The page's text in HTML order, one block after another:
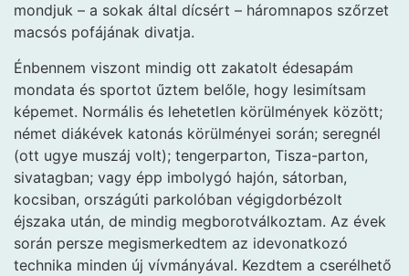
mondjuk – a sokak által dícsért – háromnapos szőrzet
macsós pofájának divatja.
Énbennem viszont mindig ott zakatolt édesapám
mondata és sportot űztem belőle, hogy lesimítsam
képemet. Normális és lehetetlen körülmények között;
német diákévek katonás körülményei során; seregnél
(ott ugye muszáj volt); tengerparton, Tisza-parton,
sivatagban; vagy épp imbolygó hajón, sátorban,
kocsiban, országúti parkolóban végigdorbézolt
éjszaka után, de mindig megborotválkoztam. Az évek
során persze megismerkedtem az idevonatkozó
technika minden új vívmányával. Kezdtem a cserélhető